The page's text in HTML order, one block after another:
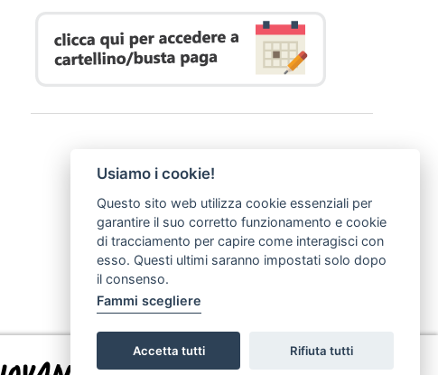
Usiamo i cookie!
Questo sito web utilizza cookie essenziali per
garantire il suo corretto funzionamento e cookie
di tracciamento per capire come interagisci con
esso. Questi ultimi saranno impostati solo dopo
il consenso.
Fammi scegliere
Accetta tutti Rifiuta tutti